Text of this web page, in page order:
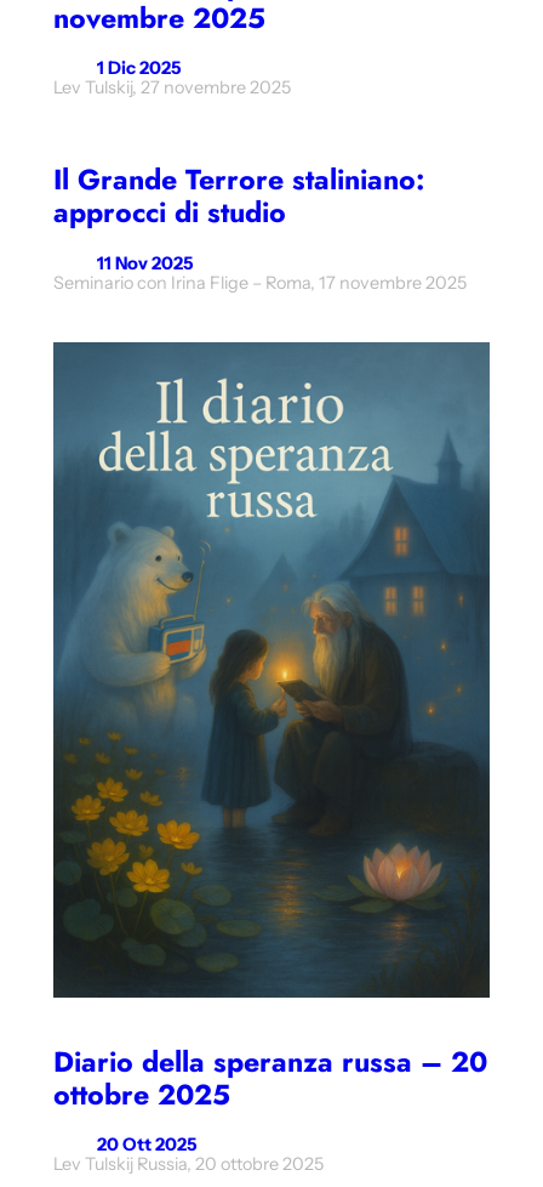
novembre 2025
1 Dic 2025
Lev Tulskij, 27 novembre 2025
Il Grande Terrore staliniano:
approcci di studio
11 Nov 2025
Seminario con Irina Flige – Roma, 17 novembre 2025
Diario della speranza russa – 20
ottobre 2025
20 Ott 2025
Lev Tulskij Russia, 20 ottobre 2025